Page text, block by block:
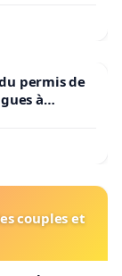
permis de
à
couples et